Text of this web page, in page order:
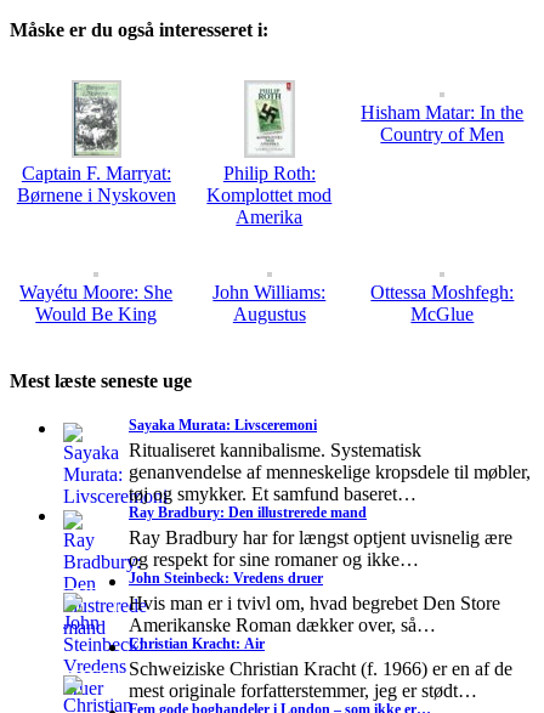
Måske er du også interesseret i:
Captain F. Marryat:
Børnene i Nyskoven
Philip Roth:
Komplottet mod
Amerika
Hisham Matar: In the
Country of Men
Wayétu Moore: She
Would Be King
John Williams:
Augustus
Ottessa Moshfegh:
McGlue
Mest læste seneste uge
Sayaka Murata: Livsceremoni
Ritualiseret kannibalisme. Systematisk
genanvendelse af menneskelige kropsdele til møbler,
tøj og smykker. Et samfund baseret…
Ray Bradbury: Den illustrerede mand
Ray Bradbury har for længst optjent uvisnelig ære
og respekt for sine romaner og ikke…
John Steinbeck: Vredens druer
Hvis man er i tvivl om, hvad begrebet Den Store
Amerikanske Roman dækker over, så…
Christian Kracht: Air
Schweiziske Christian Kracht (f. 1966) er en af de
mest originale forfatterstemmer, jeg er stødt…
Fem gode boghandeler i London – som ikke er…